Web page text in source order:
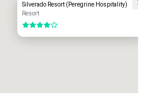
Silverado Resort (Peregrine Hospitality)
Resort
4 von 5